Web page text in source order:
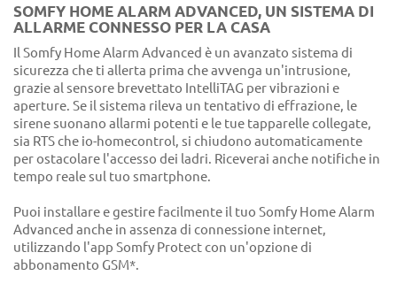
SOMFY HOME ALARM ADVANCED, UN SISTEMA DI
ALLARME CONNESSO PER LA CASA
Il Somfy Home Alarm Advanced è un avanzato sistema di
sicurezza che ti allerta prima che avvenga un'intrusione,
grazie al sensore brevettato IntelliTAG per vibrazioni e
aperture. Se il sistema rileva un tentativo di effrazione, le
sirene suonano allarmi potenti e le tue tapparelle collegate,
sia RTS che io-homecontrol, si chiudono automaticamente
per ostacolare l'accesso dei ladri. Riceverai anche notifiche in
tempo reale sul tuo smartphone.
Puoi installare e gestire facilmente il tuo Somfy Home Alarm
Advanced anche in assenza di connessione internet,
utilizzando l'app Somfy Protect con un'opzione di
abbonamento GSM*.